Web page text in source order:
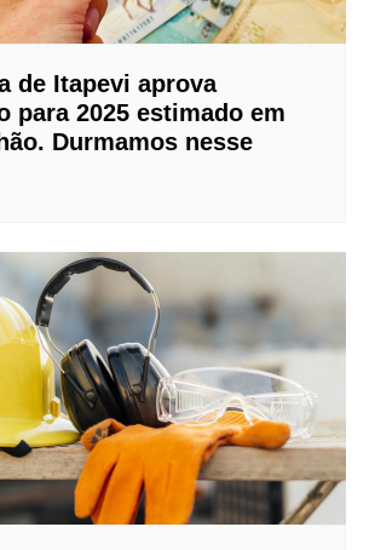
de Itapevi aprova
para 2025 estimado em
Durmamos nesse